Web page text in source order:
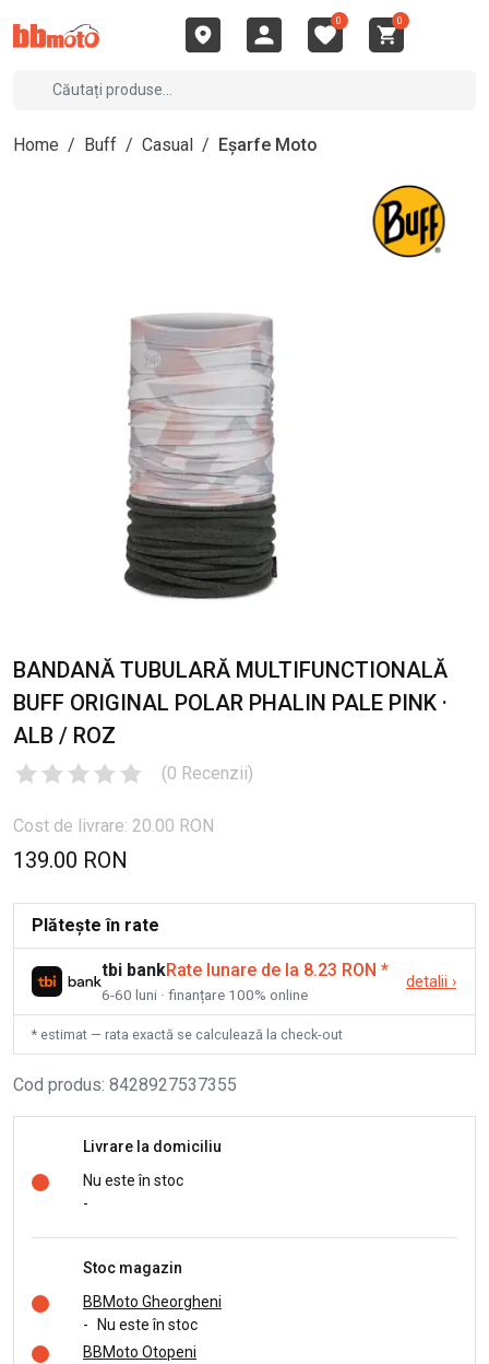
0 0
Home / Buff / Casual / Eșarfe Moto
BANDANĂ TUBULARĂ MULTIFUNCTIONALĂ
BUFF ORIGINAL POLAR PHALIN PALE PINK ·
ALB / ROZ
(0 Recenzii)
Cost de livrare: 20.00 RON
139.00 RON
Plătește în rate
tbi bankRate lunare de la 8.23 RON *
6-60 luni · finanțare 100% online
detalii ›
* estimat — rata exactă se calculează la check-out
Cod produs: 8428927537355
Livrare la domiciliu
Nu este în stoc
-
Stoc magazin
BBMoto Gheorgheni
-
Nu este în stoc
BBMoto Otopeni